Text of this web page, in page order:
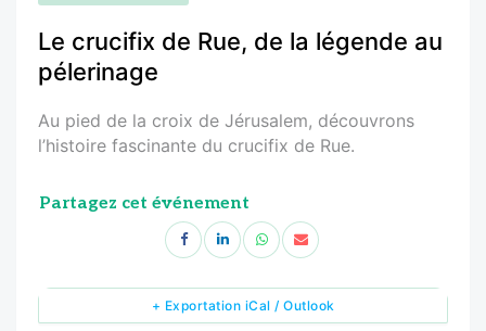
Le crucifix de Rue, de la légende au
pélerinage
Au pied de la croix de Jérusalem, découvrons
l’histoire fascinante du crucifix de Rue.
Partagez cet événement
+ Exportation iCal / Outlook